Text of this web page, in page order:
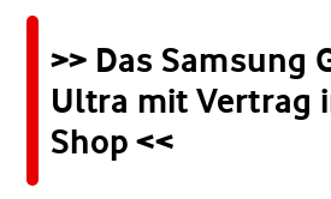
>> Das Samsung
Ultra mit Vertrag
Shop <<